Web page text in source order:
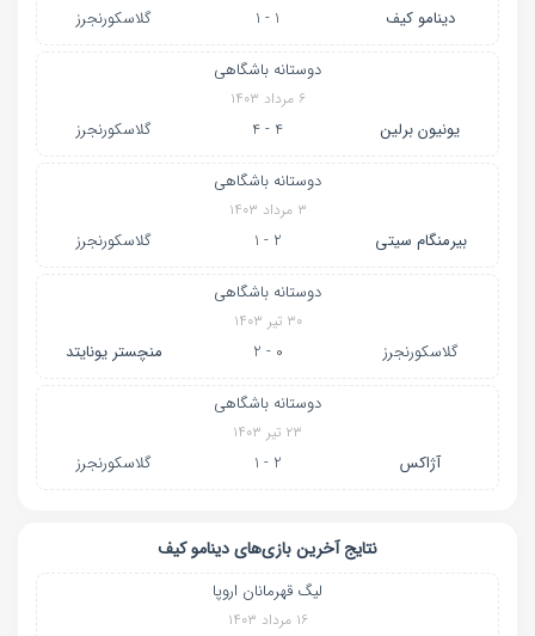
دینامو کیف 1 - 1 گلاسکورنجرز
دوستانه باشگاهی
۶ مرداد ۱۴۰۳
یونیون برلین 4 - 4 گلاسکورنجرز
دوستانه باشگاهی
۳ مرداد ۱۴۰۳
بیرمنگام سیتی 2 - 1 گلاسکورنجرز
دوستانه باشگاهی
۳۰ تیر ۱۴۰۳
گلاسکورنجرز 0 - 2 منچستر یونایتد
دوستانه باشگاهی
۲۳ تیر ۱۴۰۳
آژاکس 2 - 1 گلاسکورنجرز
نتایج آخرین بازی‌های دینامو کیف
لیگ قهرمانان اروپا
۱۶ مرداد ۱۴۰۳